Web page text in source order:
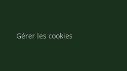
Gérer les cookies